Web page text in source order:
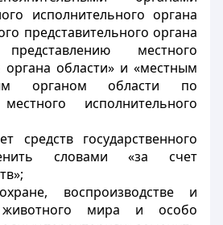
исполнительного органа
представительного органа
местного
органа области» и «местным
органом области по
исполнительного
средств государственного
словами «за счет
воспроизводстве и
животного мира и особо